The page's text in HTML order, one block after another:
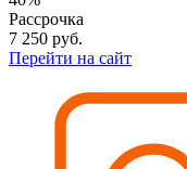
Рассрочка
7 250 руб.
Перейти на сайт